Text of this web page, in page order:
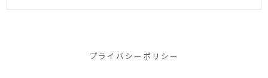
プライバシーポリシー